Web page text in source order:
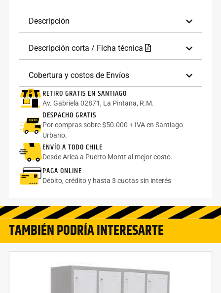
Descripción
Descripción corta / Ficha técnica
Cobertura y costos de Envíos
RETIRO GRATIS EN SANTIAGO
Av. Gabriela 02871, La Pintana, R.M.
DESPACHO GRATIS
Por compras sobre $50.000 + IVA en Santiago
Urbano.
ENVÍO A TODO CHILE
Desde Arica a Puerto Montt al mejor costo.
PAGA ONLINE
Débito, crédito y hasta 3 cuotas sin interés
TAMBIÉN PODRÍA INTERESARTE